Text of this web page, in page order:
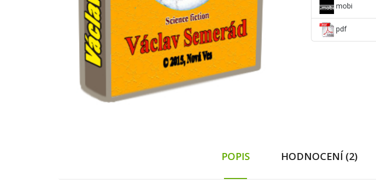
mobi
pdf
POPIS HODNOCENÍ (2)